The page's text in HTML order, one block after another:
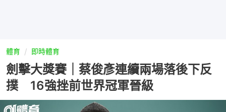
體育 即時體育
劍擊大獎賽｜蔡俊彥連續兩場落後下反
撲 16強挫前世界冠軍晉級